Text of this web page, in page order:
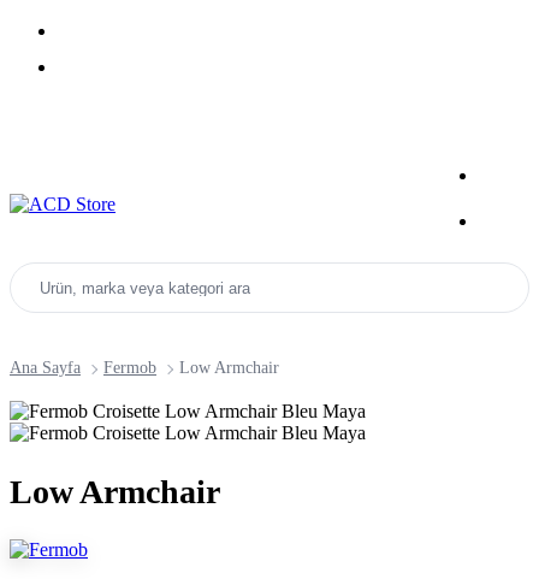
Ürün, marka veya kategori ara
Ana Sayfa Fermob Low Armchair
Low Armchair